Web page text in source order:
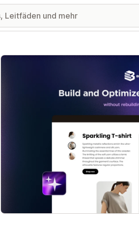
Vorgestellte Bildergalerie